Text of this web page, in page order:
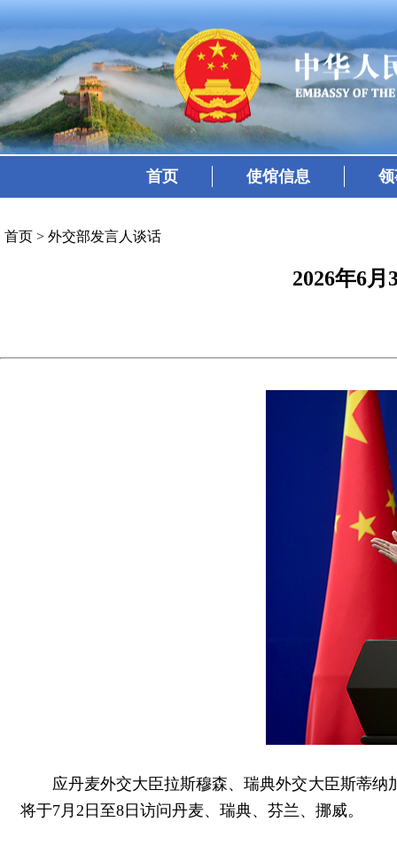
首页 使馆信息
首页 > 外交部发言人谈话
2026年6
应丹麦外交大臣拉斯穆森、瑞典外交大臣斯蒂
将于7月2日至8日访问丹麦、瑞典、芬兰、挪威。